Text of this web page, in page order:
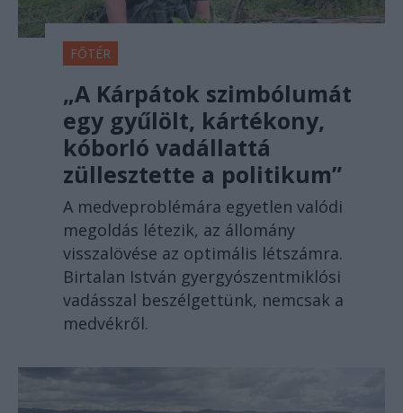
FŐTÉR
„A Kárpátok szimbólumát
egy gyűlölt, kártékony,
kóborló vadállattá
züllesztette a politikum”
A medveproblémára egyetlen valódi
megoldás létezik, az állomány
visszalövése az optimális létszámra.
Birtalan István gyergyószentmiklósi
vadásszal beszélgettünk, nemcsak a
medvékről.